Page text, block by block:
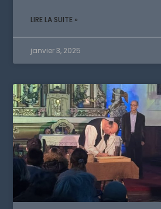
LIRE LA SUITE »
janvier 3, 2025